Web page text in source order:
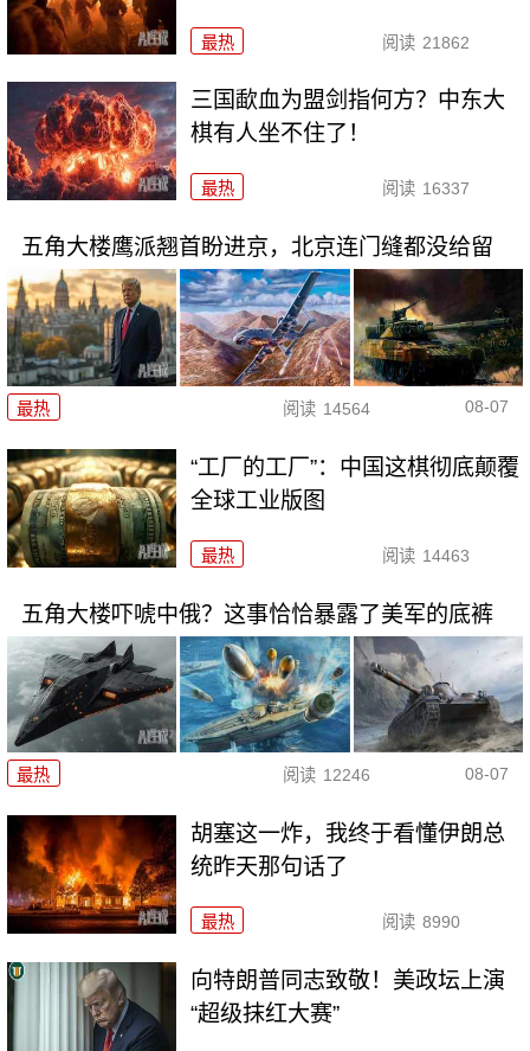
最热 阅读 21862
三国歃血为盟剑指何方？中东大
棋有人坐不住了！
最热 阅读 16337
五角大楼鹰派翘首盼进京，北京连门缝都没给留
最热 阅读 14564 08-07
“工厂的工厂”：中国这棋彻底颠覆
全球工业版图
最热 阅读 14463
五角大楼吓唬中俄？这事恰恰暴露了美军的底裤
最热 阅读 12246 08-07
胡塞这一炸，我终于看懂伊朗总
统昨天那句话了
最热 阅读 8990
向特朗普同志致敬！美政坛上演
“超级抹红大赛”